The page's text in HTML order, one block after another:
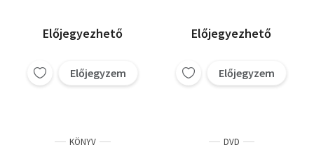
Előjegyezhető
Előjegyzem
Előjegyezhető
Előjegyzem
KÖNYV DVD